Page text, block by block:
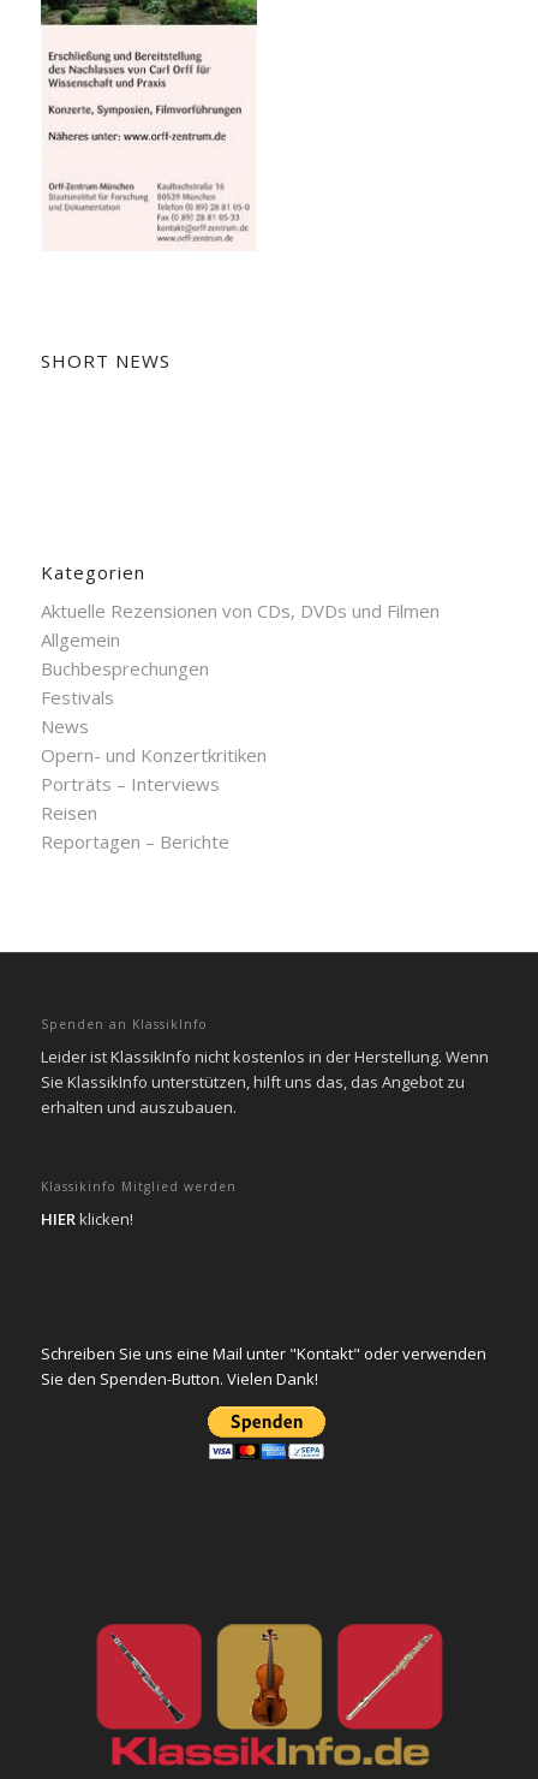
SHORT NEWS
Kategorien
Aktuelle Rezensionen von CDs, DVDs und Filmen
Allgemein
Buchbesprechungen
Festivals
News
Opern- und Konzertkritiken
Porträts – Interviews
Reisen
Reportagen – Berichte
Spenden an KlassikInfo
Leider ist KlassikInfo nicht kostenlos in der Herstellung. Wenn
Sie KlassikInfo unterstützen, hilft uns das, das Angebot zu
erhalten und auszubauen.
Klassikinfo Mitglied werden
HIERklicken!
Schreiben Sie uns eine Mail unter "Kontakt" oder verwenden
Sie den Spenden-Button. Vielen Dank!